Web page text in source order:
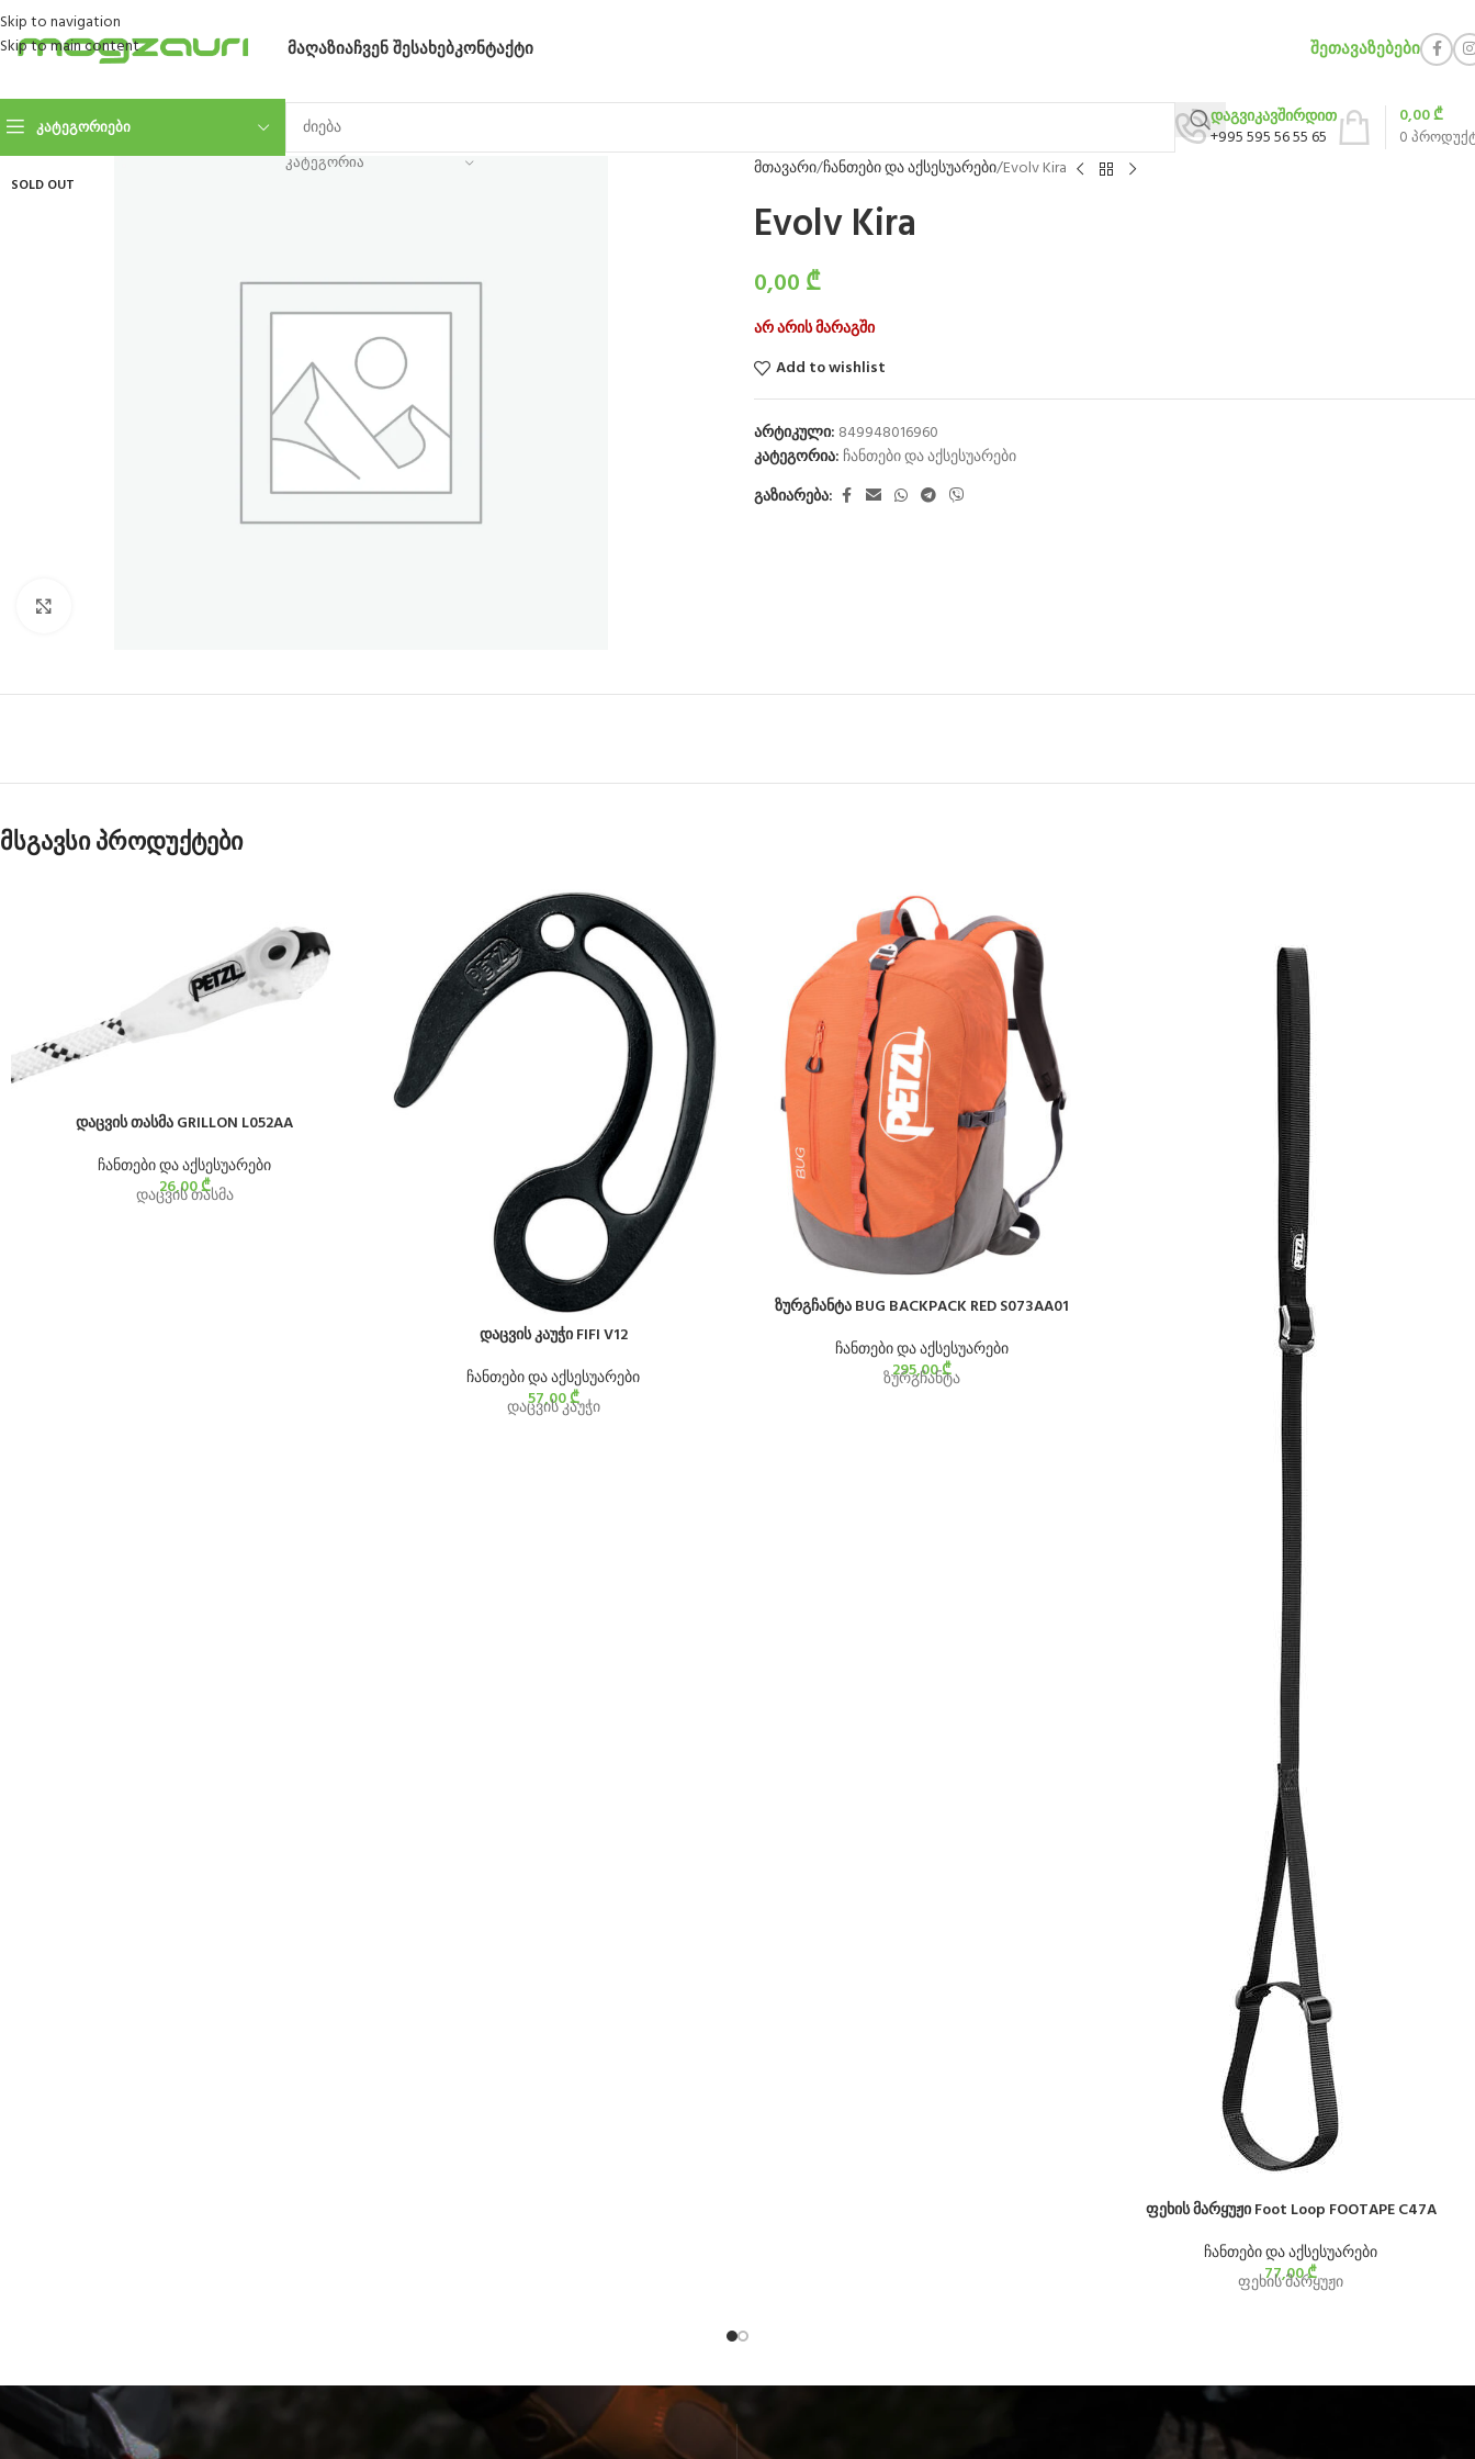
Skip to navigation
Skip to main content
ᲛᲐᲦᲐᲖᲘᲐᲩᲕᲔᲜ ᲨᲔᲡᲐᲮᲔᲑᲙᲝᲜᲢᲐᲥᲢᲘ ᲨᲔᲗᲐᲕᲐᲖᲔᲑᲔᲑᲘ
ᲙᲐᲢᲔᲒᲝᲠᲘᲔᲑᲘ
ᲙᲐᲢᲔᲒᲝᲠᲘᲐ
დაგვიკავშირდით
+995 595 56 55 65
0
0,00₾
SOLD OUT
მთავარი ჩანთები და აქსესუარები Evolv Kira
Evolv Kira
0,00 ₾
არ არის მარაგში
Add to wishlist
არტიკული: 849948016960
კატეგორია: ჩანთები და აქსესუარები
გაზიარება:
მსგავსი პროდუქტები
დაცვის თასმა GRILLON L052AA
ჩანთები და აქსესუარები
26,00₾
დაცვის თასმა
დაცვის კაუჭი FIFI V12
ჩანთები და აქსესუარები
57,00₾
დაცვის კაუჭი
ზურგჩანტა BUG BACKPACK RED S073AA01
ჩანთები და აქსესუარები
295,00₾
ზურგჩანტა
ფეხის მარყუჟი Foot Loop FOOTAPE C47A
ჩანთები და აქსესუარები
77,00₾
ფეხის მარყუჟი